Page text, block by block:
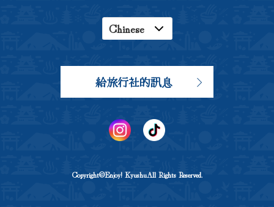
Korean
Chinese
給旅行社的訊息
Copyright©Enjoy! KyushuAll Rights Reserved.